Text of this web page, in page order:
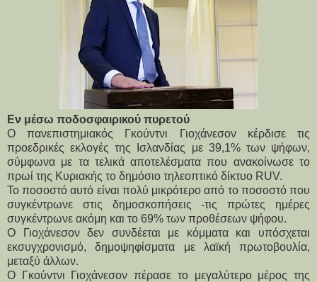
Εν μέσω ποδοσφαιρικού πυρετού
Ο πανεπιστημιακός Γκούντνι Γιοχάνεσον κέρδισε τις
προεδρικές εκλογές της Ισλανδίας με 39,1% των ψήφων,
σύμφωνα με τα τελικά αποτελέσματα που ανακοίνωσε το
πρωί της Κυριακής το δημόσιο τηλεοπτικό δίκτυο RUV.
Το ποσοστό αυτό είναι πολύ μικρότερο από το ποσοστό που
συγκέντρωνε στις δημοσκοπήσεις -τις πρώτες ημέρες
συγκέντρωνε ακόμη και το 69% των προθέσεων ψήφου.
Ο Γιοχάνεσον δεν συνδέεται με κόμματα και υπόσχεται
εκσυγχρονισμό, δημοψηφίσματα με λαϊκή πρωτοβουλία,
μεταξύ άλλων.
Ο Γκούντνι Γιοχάνεσον πέρασε το μεγαλύτερο μέρος της